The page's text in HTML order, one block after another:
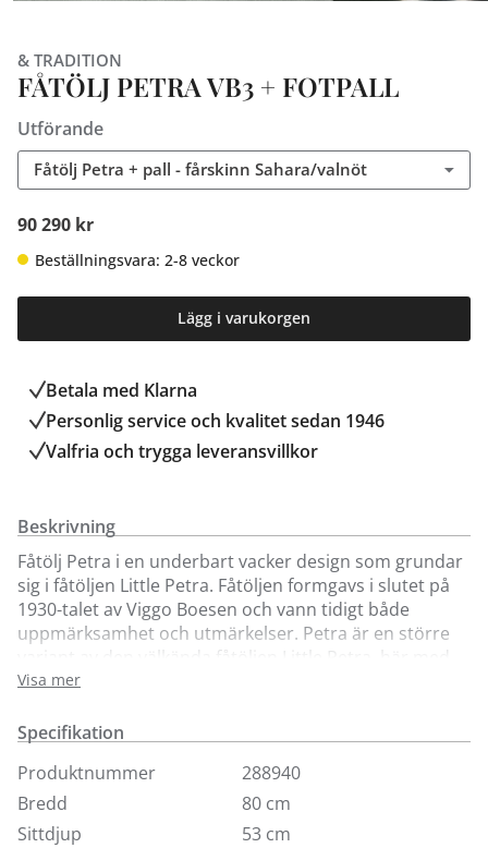
& TRADITION
FÅTÖLJ PETRA VB3 + FOTPALL
Utförande
Fåtölj Petra + pall - fårskinn Sahara/valnöt
90 290 kr
Beställningsvara: 2-8 veckor
Lägg i varukorgen
Betala med Klarna
Personlig service och kvalitet sedan 1946
Valfria och trygga leveransvillkor
Beskrivning
Fåtölj Petra i en underbart vacker design som grundar
sig i fåtöljen Little Petra. Fåtöljen formgavs i slutet på
1930-talet av Viggo Boesen och vann tidigt både
uppmärksamhet och utmärkelser. Petra är en större
variant av den välkända fåtöljen Little Petra, här med
högre rygg och något bredare design. Passar i alla
fårskinn Sahara, Moonlight och tyg Karakorum. Välj
Finns även i fler utföranden för beställning i butik.
Visa mer
Specifikation
Produktnummer
288940
Bredd
80 cm
Sittdjup
53 cm